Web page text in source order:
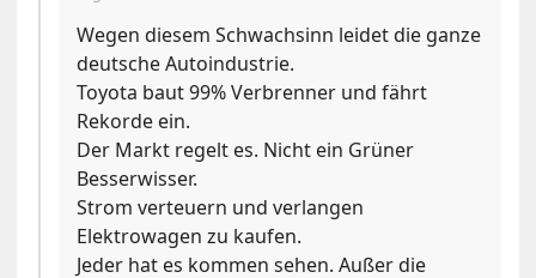
Wegen diesem Schwachsinn leidet die ganze
deutsche Autoindustrie.
Toyota baut 99% Verbrenner und fährt
Rekorde ein.
Der Markt regelt es. Nicht ein Grüner
Besserwisser.
Strom verteuern und verlangen
Elektrowagen zu kaufen.
Jeder hat es kommen sehen. Außer die